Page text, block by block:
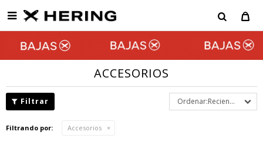

ACCESORIOS
Recientes
Filtrando por: Accesorios